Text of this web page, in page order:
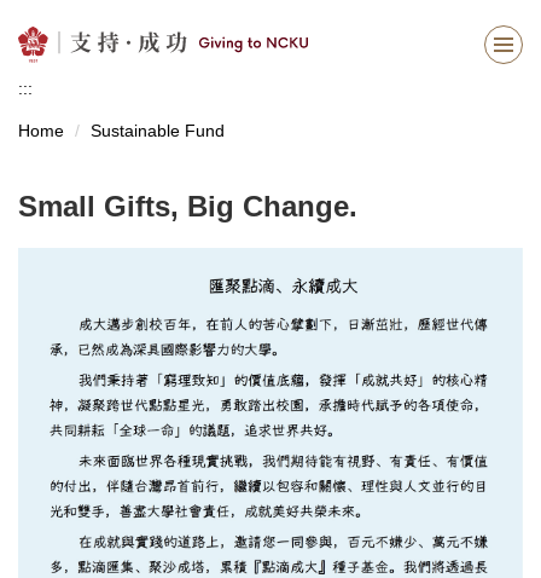
to
the
main
:::
Home Sustainable Fund
Small Gifts, Big Change.